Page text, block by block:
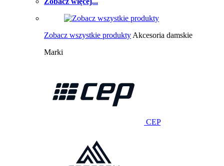
Zobacz wszystkie produkty Akcesoria damskie
Marki
CEP